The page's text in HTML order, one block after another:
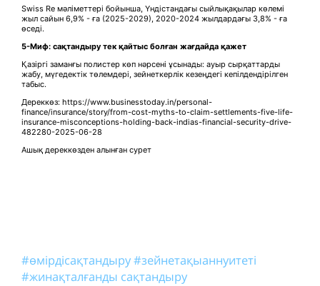
Swiss Re мәліметтері бойынша, Үндістандағы сыйлықақылар көлемі
жыл сайын 6,9% - ға (2025-2029), 2020-2024 жылдардағы 3,8% - ға
өседі.
5-Миф: сақтандыру тек қайтыс болған жағдайда қажет
Қазіргі заманғы полистер көп нәрсені ұсынады: ауыр сырқаттарды
жабу, мүгедектік төлемдері, зейнеткерлік кезеңдегі кепілдендірілген
табыс.
Дереккөз: https://www.businesstoday.in/personal-
finance/insurance/story/from-cost-myths-to-claim-settlements-five-life-
insurance-misconceptions-holding-back-indias-financial-security-drive-
482280-2025-06-28
Ашық дереккөзден алынған сурет
#өмірдісақтандыру#зейнетақыаннуитеті
#жинақталғанды сақтандыру